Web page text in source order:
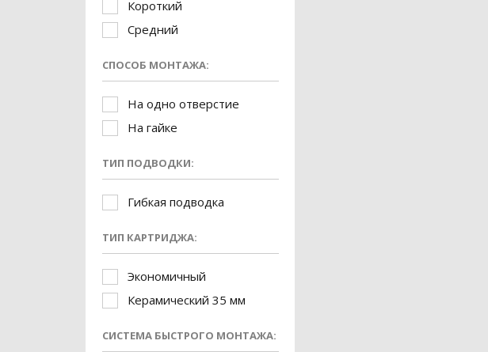
Короткий
Средний
СПОСОБ МОНТАЖА:
На одно отверстие
На гайке
ТИП ПОДВОДКИ:
Гибкая подводка
ТИП КАРТРИДЖА:
Экономичный
Керамический 35 мм
СИСТЕМА БЫСТРОГО МОНТАЖА: